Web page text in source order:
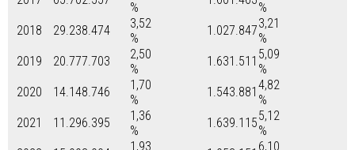
%
%
2018
29.238.474
3,52
%
1.027.8473,21
%
2019
20.777.703
2,50
%
1.631.511 5,09
%
2020
14.148.746
1,70
%
1.543.881 4,82
%
2021
11.296.395
1,36
%
1.639.1155,12
%
1,93
6,10